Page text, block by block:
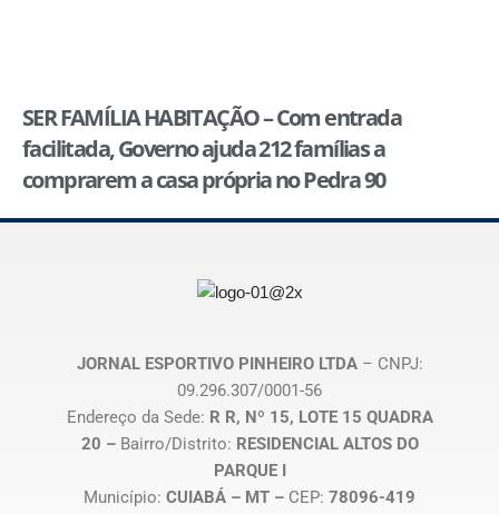
SER FAMÍLIA HABITAÇÃO – Com entrada
facilitada, Governo ajuda 212 famílias a
comprarem a casa própria no Pedra 90
JORNAL ESPORTIVO PINHEIRO LTDA– CNPJ:
09.296.307/0001-56
Endereço da Sede: R R, Nº 15, LOTE 15 QUADRA
20 – Bairro/Distrito: RESIDENCIAL ALTOS DO
PARQUE I
Município: CUIABÁ – MT – CEP: 78096-419